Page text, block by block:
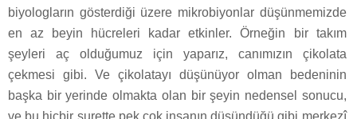
biyologların gösterdiği üzere mikrobiyonlar düşünmemizde
en az beyin hücreleri kadar etkinler. Örneğin bir takım
şeyleri aç olduğumuz için yaparız, canımızın çikolata
çekmesi gibi. Ve çikolatayı düşünüyor olman bedeninin
başka bir yerinde olmakta olan bir şeyin nedensel sonucu,
ve bu hiçbir surette pek çok insanın düşündüğü gibi merkezî